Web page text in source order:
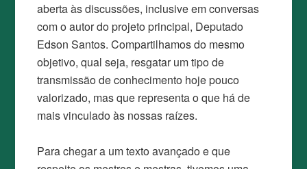
aberta às discussões, inclusive em conversas
com o autor do projeto principal, Deputado
Edson Santos. Compartilhamos do mesmo
objetivo, qual seja, resgatar um tipo de
transmissão de conhecimento hoje pouco
valorizado, mas que representa o que há de
mais vinculado às nossas raízes.
Para chegar a um texto avançado e que